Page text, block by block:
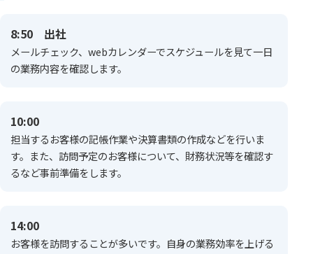
8:50 出社
メールチェック、webカレンダーでスケジュールを見て一日
の業務内容を確認します。
10:00
担当するお客様の記帳作業や決算書類の作成などを行いま
す。また、訪問予定のお客様について、財務状況等を確認す
るなど事前準備をします。
14:00
お客様を訪問することが多いです。自身の業務効率を上げる